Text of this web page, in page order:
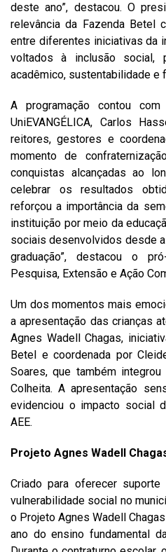
deste ano”, destacou. O
relevância da Fazenda Betel
entre diferentes iniciativas da
voltados à inclusão social,
acadêmico, sustentabilidade e
A programação contou
UniEVANGÉLICA, Carlos
reitores, gestores e
momento de
conquistas alcançadas ao
celebrar os resultados
reforçou a importância da
instituição por meio da
sociais desenvolvidos desde
graduação”, destacou o
Pesquisa, Extensão e Ação
Um dos momentos mais
a apresentação das crianças
Agnes Wadell Chagas,
Betel e coordenada por
Soares, que também
Colheita. A apresentação
evidenciou o impacto social
AEE.
Projeto Agnes Wadell
Criado para oferecer
vulnerabilidade social no
o Projeto Agnes Wadell
ano do ensino fundamental